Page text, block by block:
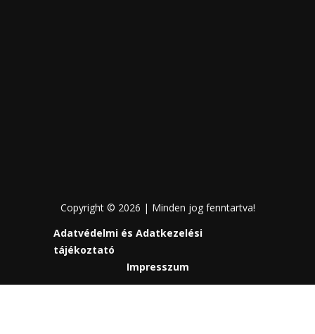
Copyright © 2026 | Minden jog fenntartva!
Adatvédelmi és Adatkezelési
tájékoztató
Impresszum